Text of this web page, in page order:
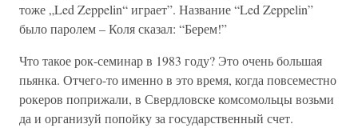
тоже „Led Zeppelin“ играет”. Название “Led Zeppelin”
было паролем – Коля сказал: “Берем!”
Что такое рок-семинар в 1983 году? Это очень большая
пьянка. Отчего-то именно в это время, когда повсеместно
рокеров поприжали, в Свердловске комсомольцы возьми
да и организуй попойку за государственный счет.